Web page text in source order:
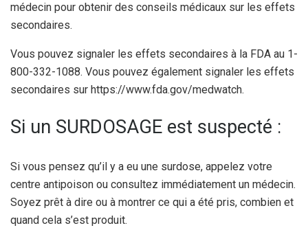
médecin pour obtenir des conseils médicaux sur les effets
secondaires.
Vous pouvez signaler les effets secondaires à la FDA au 1-
800-332-1088. Vous pouvez également signaler les effets
secondaires sur https://www.fda.gov/medwatch.
Si un SURDOSAGE est suspecté :
Si vous pensez qu’il y a eu une surdose, appelez votre
centre antipoison ou consultez immédiatement un médecin.
Soyez prêt à dire ou à montrer ce qui a été pris, combien et
quand cela s’est produit.